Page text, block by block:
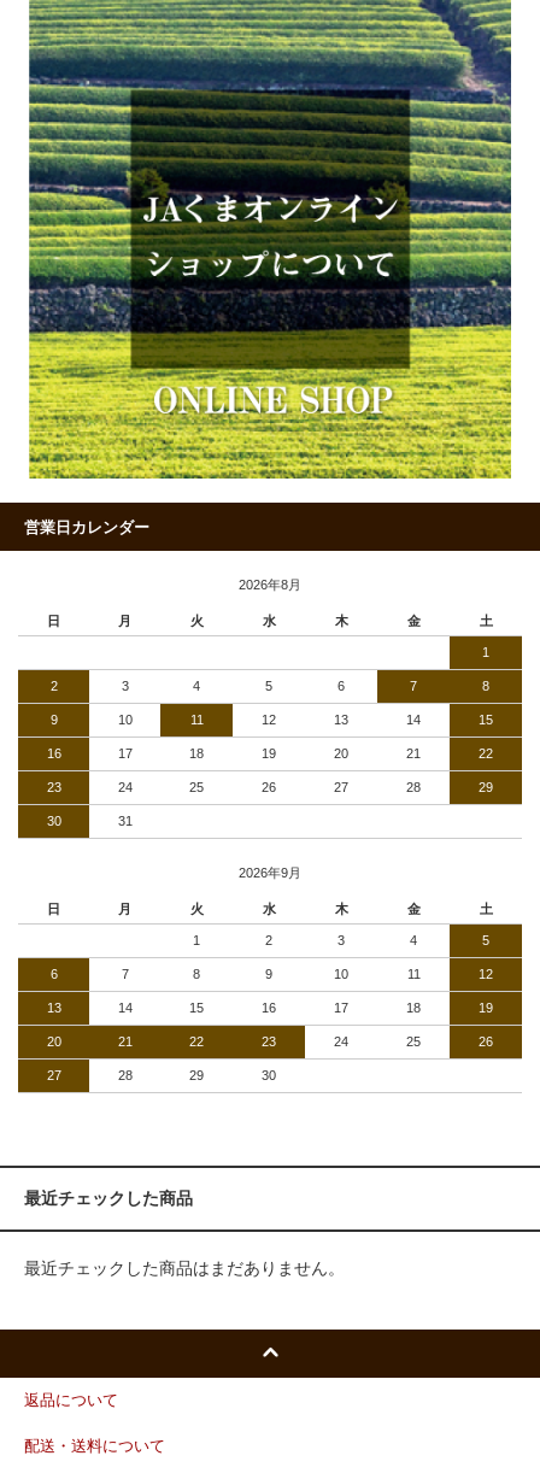
営業日カレンダー
2026年8月
日 月 火 水 木 金 土
1
2 3 4 5 6 7 8
9 10 11 12 13 14 15
16 17 18 19 20 21 22
23 24 25 26 27 28 29
30 31
2026年9月
日 月 火 水 木 金 土
1 2 3 4 5
6 7 8 9 10 11 12
13 14 15 16 17 18 19
20 21 22 23 24 25 26
27 28 29 30
最近チェックした商品
最近チェックした商品はまだありません。
返品について
配送・送料について